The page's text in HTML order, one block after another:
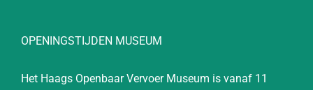
OPENINGSTIJDEN MUSEUM
Het Haags Openbaar Vervoer Museum is vanaf 11